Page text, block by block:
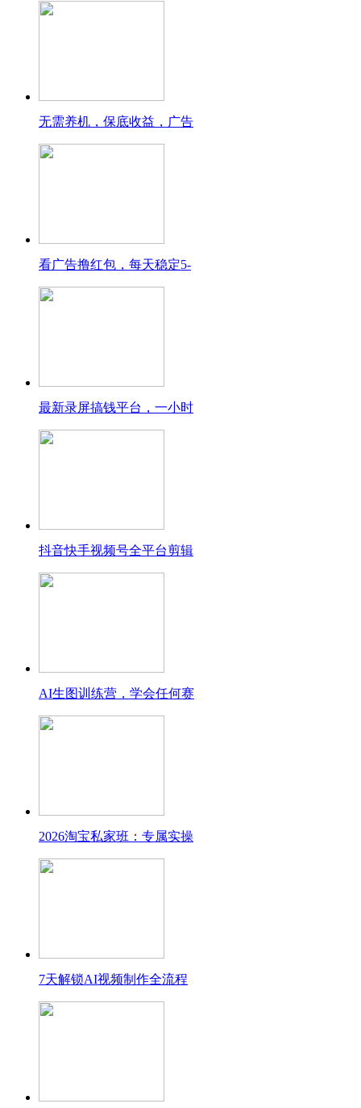
无需养机，保底收益，广告
看广告撸红包，每天稳定5-
最新录屏搞钱平台，一小时
抖音快手视频号全平台剪辑
AI生图训练营，学会任何赛
2026淘宝私家班：专属实操
7天解锁AI视频制作全流程